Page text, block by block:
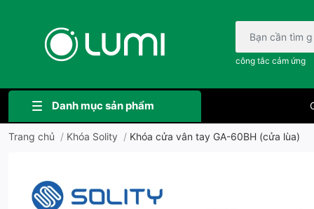
Bạn cần tìm
công tắc cảm ứng
Danh mục sản phẩm
Trang chủ / Khóa Solity / Khóa cửa vân tay GA-60BH (cửa lùa)